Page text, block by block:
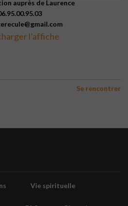
auprès de Laurence
l’affiche
Se rencontrer
Vie spirituelle